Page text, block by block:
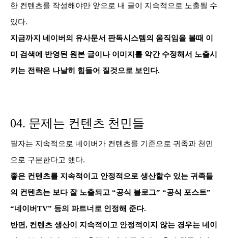
한 컨텐츠를 작성해야만 앞으로 내 글이 지속적으로 노출될 수
있다.
지금까지 네이버의 유사문서 판독시스템의 움직임을 볼때 이
미 검색에 반영된 원본 글이나 이미지를 약간 수정해서 노출시
키는 전략은 나날히 힘들어 질것으로 보인다.
04. 문제는 컨텐츠 천민들
필자는 지속적으로 네이버가 컨텐츠를 기준으로 귀족과 천민
으로 구분한다고 했다.
좋은 컨텐츠를 지속적이고 안정적으로 생산할수 있는 귀족들
의 컨텐츠는 보다 잘 노출되고 “공식 블로그” “공식 포스트”
“네이버TV” 등의 파트너로 인정해 준다.
반면, 컨텐츠 생산이 지속적이고 안정적이지 않는 경우는 네이